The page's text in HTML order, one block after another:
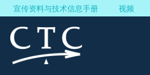
宣传资料与技术信息手册 视频